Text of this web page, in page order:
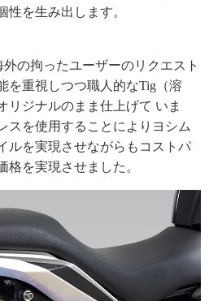
性を生み出します。
外の拘ったユーザーのリクエスト
を重視しつつ職人的なTig（溶
リジナルのまま仕上げて いま
スを使用することによりヨシム
ルを実現させながらもコストパ
格を実現させました。